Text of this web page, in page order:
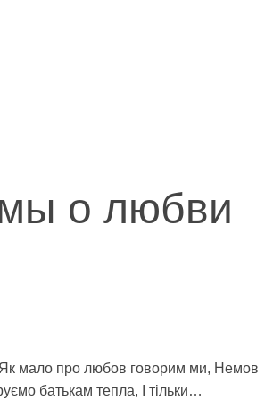
мы о любви
мало про любов говорим ми, Немов
батькам тепла, І тільки…